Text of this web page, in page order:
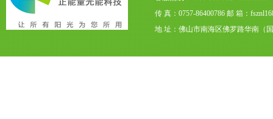
传 真：0757-86400786 邮 箱：
地 址：佛山市南海区佛罗路华南（